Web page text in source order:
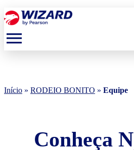
menu
Início » RODEIO BONITO » Equipe
Conheça